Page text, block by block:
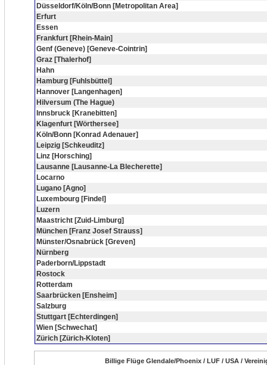
Düsseldorf/Köln/Bonn [Metropolitan Area]
Erfurt
Essen
Frankfurt [Rhein-Main]
Genf (Geneve) [Geneve-Cointrin]
Graz [Thalerhof]
Hahn
Hamburg [Fuhlsbüttel]
Hannover [Langenhagen]
Hilversum (The Hague)
Innsbruck [Kranebitten]
Klagenfurt [Wörthersee]
Köln/Bonn [Konrad Adenauer]
Leipzig [Schkeuditz]
Linz [Horsching]
Lausanne [Lausanne-La Blecherette]
Locarno
Lugano [Agno]
Luxembourg [Findel]
Luzern
Maastricht [Zuid-Limburg]
München [Franz Josef Strauss]
Münster/Osnabrück [Greven]
Nürnberg
Paderborn/Lippstadt
Rostock
Rotterdam
Saarbrücken [Ensheim]
Salzburg
Stuttgart [Echterdingen]
Wien [Schwechat]
Zürich [Zürich-Kloten]
Billige Flüge Glendale/Phoenix / LUF / USA /